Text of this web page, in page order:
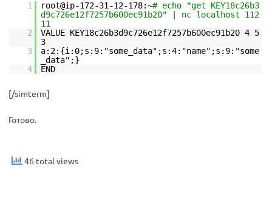
1 root@ip-172-31-12-178:~# echo "get KEY18c26b3
d9c726e12f7257b600ec91b20" | nc localhost 112
11
2
VALUE KEY18c26b3d9c726e12f7257b600ec91b20 4 5
3
3
a:2:{i:0;s:9:"some_data";s:4:"name";s:9:"some
_data";}
4
END
[/simterm]
Готово.
46 total views